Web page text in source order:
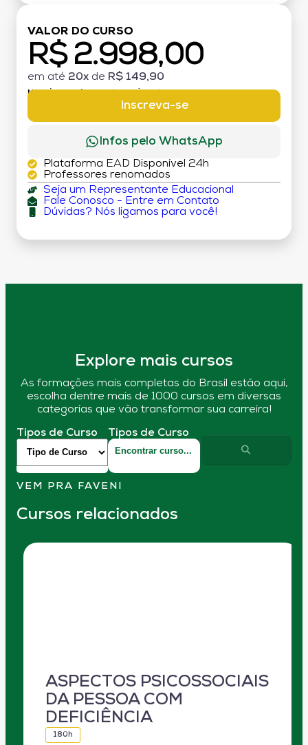
VALOR DO CURSO
R$ 2.998,00
em até 20x de R$ 149,90
MATRÍCULA:
Inscreva-se
Infos pelo WhatsApp
Plataforma EAD Disponível 24h
Professores renomados
Seja um Representante Educacional
Fale Conosco - Entre em Contato
Dúvidas? Nós ligamos para você!
Explore mais cursos
As formações mais completas do Brasil estão aqui,
escolha dentre mais de 1000 cursos em diversas
categorias que vão transformar sua carreira!
Tipos de Curso Tipos de Curso
VEM PRA FAVENI
Cursos relacionados
ASPECTOS PSICOSSOCIAIS
DA PESSOA COM
DEFICIÊNCIA
180h